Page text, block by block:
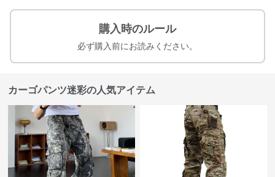
購入時のルール
必ず購入前にお読みください。
カーゴパンツ迷彩の人気アイテム